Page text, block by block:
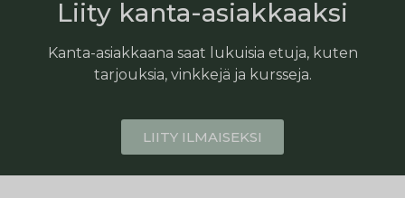
Liity kanta-asiakkaaksi
Kanta-asiakkaana saat lukuisia etuja, kuten
tarjouksia, vinkkejä ja kursseja.
LIITY ILMAISEKSI